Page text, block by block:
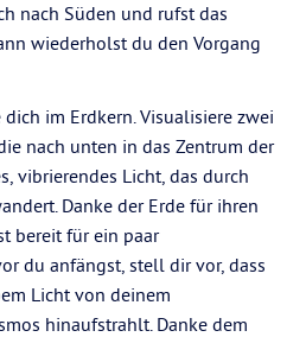
nach Süden und rufst das
wiederholst du den Vorgang
im Erdkern. Visualisiere zwei
nach unten in das Zentrum der
vibrierendes Licht, das durch
Danke der Erde für ihren
bereit für ein paar
du anfängst, stell dir vor, dass
Licht von deinem
hinaufstrahlt. Danke dem